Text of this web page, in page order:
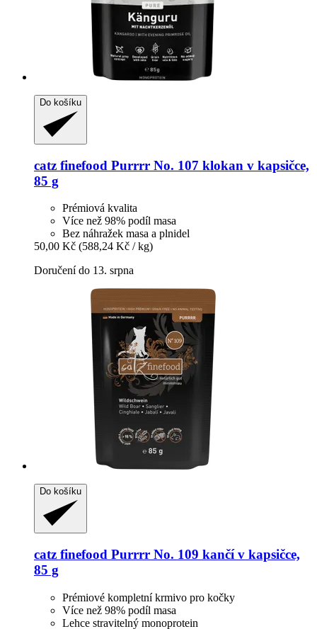
Do košíku
catz finefood Purrrr No. 107 klokan v kapsičce,
85 g
Prémiová kvalita
Více než 98% podíl masa
Bez náhražek masa a plnidel
50,00 Kč (588,24 Kč / kg)
Doručení do 13. srpna
Do košíku
catz finefood Purrrr No. 109 kančí v kapsičce,
85 g
Prémiové kompletní krmivo pro kočky
Více než 98% podíl masa
Lehce stravitelný monoprotein